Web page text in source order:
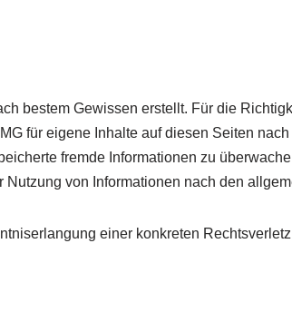
bestem Gewissen erstellt. Für die
für eigene Inhalte auf diesen Seiten
fremde Informationen zu
von Informationen nach den
einer konkreten